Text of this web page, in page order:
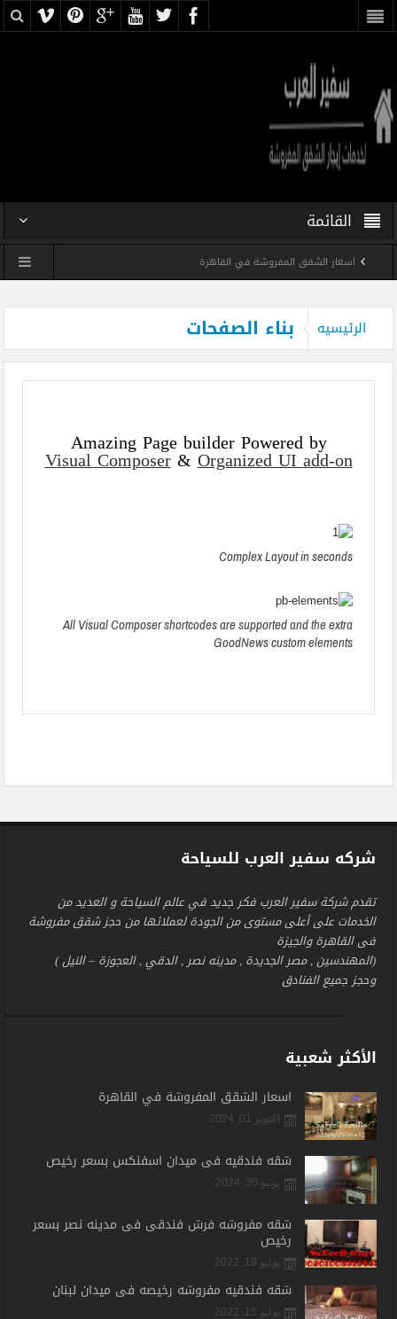
القائمة
اسعار الشقق المفروشة في القاهرة
شقه مفروشه فرش فندقى فى مدينه نصر بسعر رخيص
شقه فندقيه مفروشه رخيصه فى ميدان لبنان
شقه مفروشة ميدان سفينكس
شقة مفروشة فخمة للايجار القاهرة
تصنيفات الشقق المفروشة
الرئيسيه بناء الصفحات
Amazing Page builder Powered by
Visual Composer&Organized UI add-on
Complex Layout in seconds
All Visual Composer shortcodes are supported and the extra
GoodNews custom elements
شركه سفير العرب للسياحة
تقدم شركة سفير العرب فكر جديد في عالم السياحة و العديد من
الخدمات على أعلى مستوى من الجودة لعملائها من حجز شقق مفروشة
فى القاهرة والجيزة
(المهندسين , مصر الجديدة , مدينه نصر , الدقي , العجوزة – النيل )
وحجز جميع الفنادق
الأكثر شعبية
اسعار الشقق المفروشة في القاهرة
أكتوبر 01, 2024
شقه فندقيه فى ميدان اسفنكس بسعر رخيص
يونيو 30, 2024
شقه مفروشه فرش فندقى فى مدينه نصر بسعر
رخيص
يوليو 19, 2022
شقه فندقيه مفروشه رخيصه فى ميدان لبنان
يوليو 15, 2022